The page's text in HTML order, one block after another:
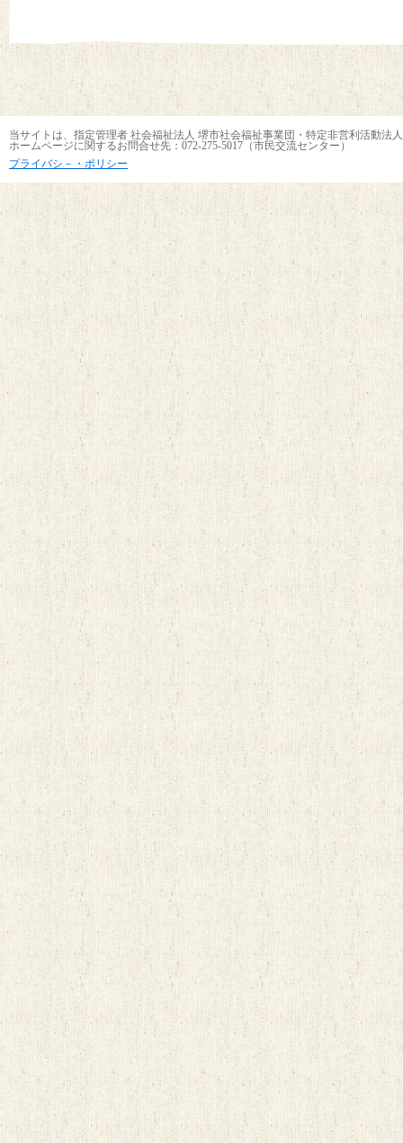
当サイトは、指定管理者 社会福祉法人 堺市社会福祉事業団・特定非営利活動
ホームページに関するお問合せ先：072-275-5017（市民交流センター）
プライバシ－・ポリシー